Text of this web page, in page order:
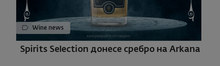
Wine news
Spirits Selection донесе сребро на Arkana